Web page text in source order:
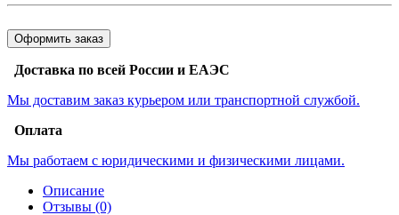
Оформить заказ
Доставка по всей России и ЕАЭС
Мы доставим заказ курьером или транспортной службой.
Оплата
Мы работаем с юридическими и физическими лицами.
Описание
Отзывы (0)